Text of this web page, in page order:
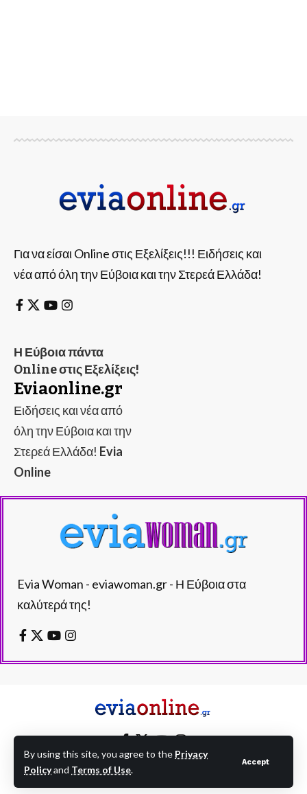
By using this site, you agree to the Privacy
Policyand Terms of Use.
Accept
Για να είσαι Online στις Εξελίξεις!!! Ειδήσεις και
νέα από όλη την Εύβοια και την Στερεά Ελλάδα!
Η Εύβοια πάντα
Online στις Εξελίξεις!
Eviaonline.gr
Ειδήσεις και νέα από
όλη την Εύβοια και την
Στερεά Ελλάδα! Evia
Online
Evia Woman - eviawoman.gr - Η Εύβοια στα
καλύτερά της!
EVIAONLINE © eviaonline.gr - All Rights Reserved.